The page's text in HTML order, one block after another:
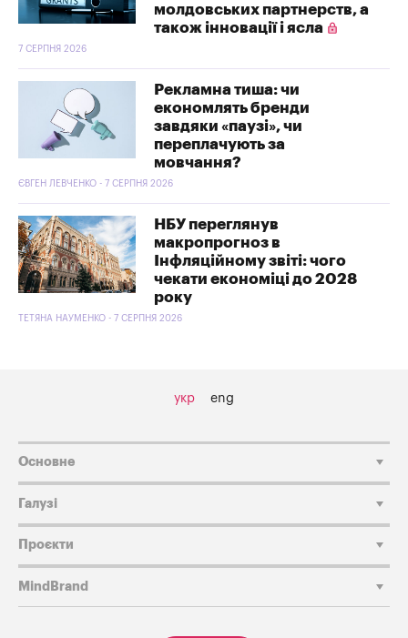
молдовських партнерств, а
також інновації і ясла
7 СЕРПНЯ 2026
Рекламна тиша: чи
економлять бренди
завдяки «паузі», чи
переплачують за
мовчання?
ЄВГЕН ЛЕВЧЕНКО - 7 СЕРПНЯ 2026
НБУ переглянув
макропрогноз в
Інфляційному звіті: чого
чекати економіці до 2028
року
ТЕТЯНА НАУМЕНКО - 7 СЕРПНЯ 2026
укр eng
Основне
Галузі
Проєкти
MindBrand